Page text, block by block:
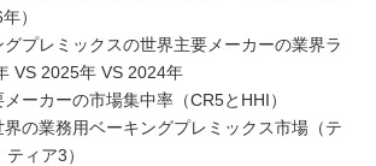
）
グプレミックスの世界主要メーカーの業界ラ
VS 2025年 VS 2024年
メーカーの市場集中率（CR5とHHI）
界の業務用ベーキングプレミックス市場（テ
ィア3）